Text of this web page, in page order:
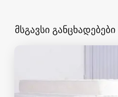
მსგავსი განცხადებები